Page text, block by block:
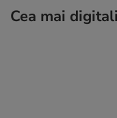
Cea mai